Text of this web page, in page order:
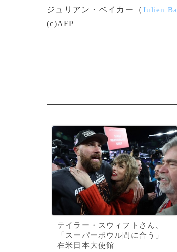
ジュリアン・ベイカー（Julien
(c)AFP
テイラー・スウィフトさん、
「スーパーボウル間に合う」
在米日本大使館